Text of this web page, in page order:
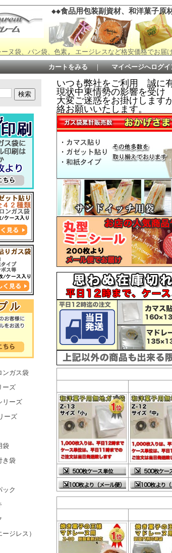
◆◆食品用包装副資材、和洋菓子原
ーヌ袋、パン袋、色素, エージレスなど格安価格でお届
カートをみる ｜ マイページへログイ
ンガス袋
ーズ
リーズ
ーズ
袋
き袋
ック
ジレス）
いつも弊社をご利用 誠に
現状中東情勢の影響を受
大変ご迷惑をお掛けしま
絡お願いいたします。